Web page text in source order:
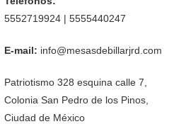
5552719924 | 5555440247
E-mail: info@mesasdebillarjrd.com
Patriotismo 328 esquina calle 7,
Colonia San Pedro de los Pinos,
Ciudad de México